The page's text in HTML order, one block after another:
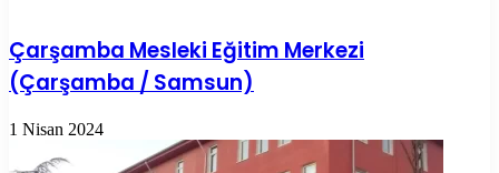
Çarşamba Mesleki Eğitim Merkezi
(Çarşamba / Samsun)
1 Nisan 2024